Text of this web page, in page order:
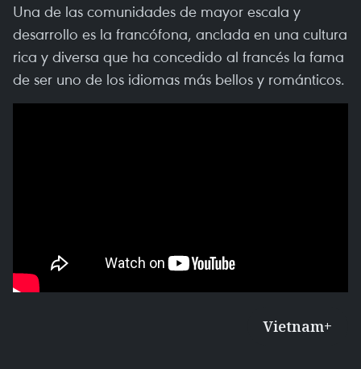
Una de las comunidades de mayor escala y
desarrollo es la francófona, anclada en una cultura
rica y diversa que ha concedido al francés la fama
de ser uno de los idiomas más bellos y románticos.
Vietnam+